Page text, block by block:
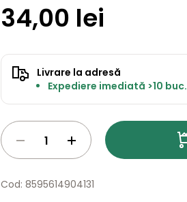
34,00 lei
Livrare la adresă
Expediere imediată >10 buc.
Cod: 8595614904131